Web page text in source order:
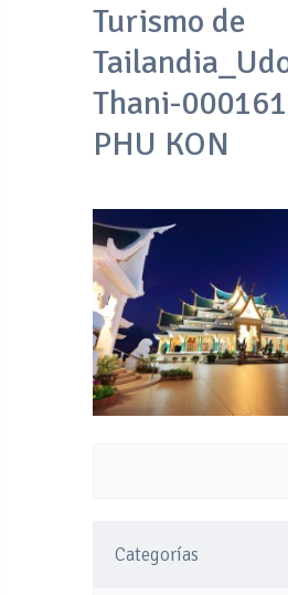
Turismo de
Thani-
PHU KON
Categorías